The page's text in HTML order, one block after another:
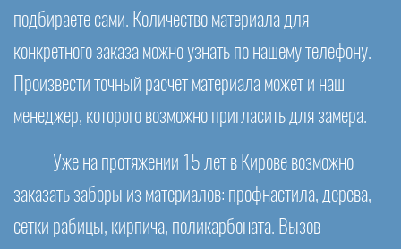
подбираете сами. Количество материала для
конкретного заказа можно узнать по нашему телефону.
Произвести точный расчет материала может и наш
менеджер, которого возможно пригласить для замера.
Уже на протяжении 15 лет в Кирове возможно
заказать заборы из материалов: профнастила, дерева,
сетки рабицы, кирпича, поликарбоната. Вызов